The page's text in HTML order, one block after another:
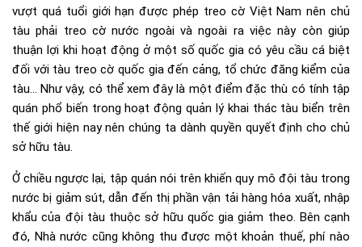
vượt quá tuổi giới hạn được phép treo cờ Việt Nam nên chủ
tàu phải treo cờ nước ngoài và ngoài ra việc này còn giúp
thuận lợi khi hoạt động ở một số quốc gia có yêu cầu cá biệt
đối với tàu treo cờ quốc gia đến cảng, tổ chức đăng kiểm của
tàu… Như vậy, có thể xem đây là một điểm đặc thù có tính tập
quán phổ biến trong hoạt động quản lý khai thác tàu biển trên
thế giới hiện nay nên chúng ta dành quyền quyết định cho chủ
sở hữu tàu.
Ở chiều ngược lại, tập quán nói trên khiến quy mô đội tàu trong
nước bị giảm sút, dẫn đến thị phần vận tải hàng hóa xuất, nhập
khẩu của đội tàu thuộc sở hữu quốc gia giảm theo. Bên cạnh
đó, Nhà nước cũng không thu được một khoản thuế, phí nào